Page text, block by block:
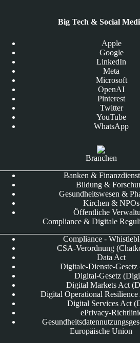
Big Tech & Social
Apple
Google
LinkedIn
Meta
Microsoft
OpenAI
Pinterest
Twitter
YouTube
WhatsApp
Branchen
Banken &
Bildung &
Gesundheitswesen &
Kirchen & NPOs
Öffentliche
Compliance & Digitale
Compliance -
CSA-Verordnung
Data Act
Digitale-Dienste-
Digital-Gesetz
Digital Markets Act
Digital Operational
Digital Services Act
ePrivacy-
Europäische Union